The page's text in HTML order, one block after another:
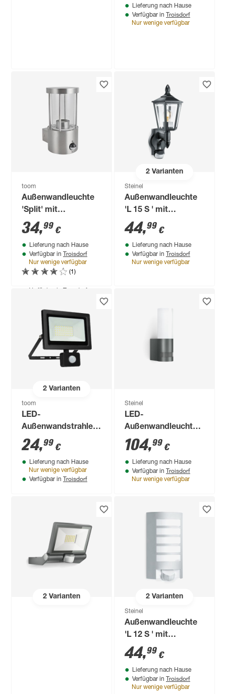
'LS 150/LS 300' mit
Bewegungssensor
14,7 W 1375 lm
neutralweiß IP 44
, 99€
Produktdatenblatt
Troisdorf
W 1200 lm
warmweiß IP 44 16,5
Lieferung nach Hause
Verfügbar in Troisdorf
Nur wenige verfügbar
toom
Außenwandleuchte
'Split' mit
Bewegungssensor
IP 44 Ø 10,2 x 20,2
cm
34,99 €
Lieferung nach Hause
Verfügbar in Troisdorf
Nur wenige verfügbar
(1)
2Varianten
Steinel
Außenwandleuchte
'L 15 S ' mit
Bewegungssensor
60 W IP 44 18,8 x 41
cm
44,99 €
Lieferung nach Hause
Verfügbar in Troisdorf
Nur wenige verfügbar
2Varianten
toom
LED-
Außenwandstrahler
mit
Bewegungssensor
2200 lm
tageslichtweiß IP 44
24,99 €
Lieferung nach Hause
Nur wenige verfügbar
Verfügbar in Troisdorf
Steinel
LED-
Außenwandleuchte
'L 605 S' mit
Bewegungssensor
11,3 W 729 lm
warmweiß IP 44 7,8
104,99 €
Lieferung nach Hause
Verfügbar in Troisdorf
Nur wenige verfügbar
2Varianten 2Varianten
Steinel
Außenwandleuchte
'L 12 S ' mit
Bewegungssensor
60 W IP 44 15,5 x
27,2 cm
44,99 €
Lieferung nach Hause
Verfügbar in Troisdorf
Nur wenige verfügbar